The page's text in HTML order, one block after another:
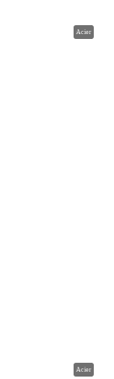
Acier
Acier